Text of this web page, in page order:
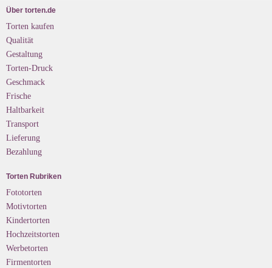
Über torten.de
Torten kaufen
Qualität
Gestaltung
Torten-Druck
Geschmack
Frische
Haltbarkeit
Transport
Lieferung
Bezahlung
Torten Rubriken
Fototorten
Motivtorten
Kindertorten
Hochzeitstorten
Werbetorten
Firmentorten